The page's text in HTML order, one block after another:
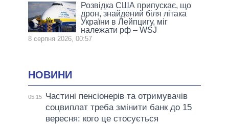
Розвідка США припускає, що
дрон, знайдений біля літака
України в Лейпцигу, міг
належати рф – WSJ
8 серпня 2026, 00:57
НОВИНИ
05:15
Частині пенсіонерів та отримувачів
соцвиплат треба змінити банк до 15
вересня: кого це стосується